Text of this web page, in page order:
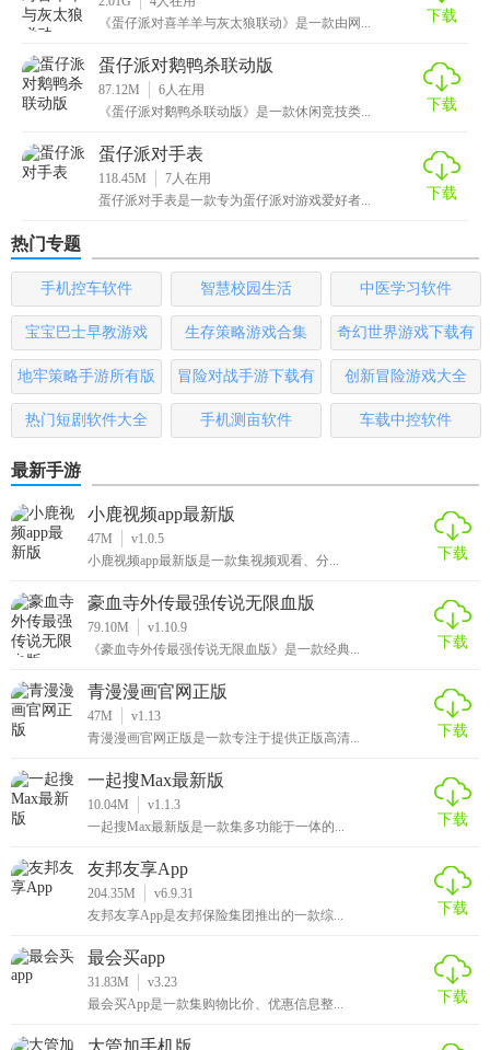
《蛋仔派对喜羊羊与灰太狼联动》是一款由网...
下载
蛋仔派对鹅鸭杀联动版
87.12M 6 人在用
《蛋仔派对鹅鸭杀联动版》是一款休闲竞技类...
下载
蛋仔派对手表
118.45M 7 人在用
蛋仔派对手表是一款专为蛋仔派对游戏爱好者...
下载
热门专题
手机控车软件 智慧校园生活 中医学习软件
宝宝巴士早教游戏 生存策略游戏合集
奇幻世界游戏下载有
哪些
地牢策略手游所有版
本
冒险对战手游下载有
哪些
创新冒险游戏大全
热门短剧软件大全 手机测亩软件 车载中控软件
最新手游
小鹿视频app最新版
47M
v1.0.5
小鹿视频app最新版是一款集视频观看、分...
下载
豪血寺外传最强传说无限血版
79.10M
v1.10.9
《豪血寺外传最强传说无限血版》是一款经典...
下载
青漫漫画官网正版
47M
v1.13
青漫漫画官网正版是一款专注于提供正版高清...
下载
一起搜Max最新版
10.04M
v1.1.3
一起搜Max最新版是一款集多功能于一体的...
下载
友邦友享App
204.35M
v6.9.31
友邦友享App是友邦保险集团推出的一款综...
下载
最会买app
31.83M
v3.23
最会买App是一款集购物比价、优惠信息整...
下载
大管加手机版